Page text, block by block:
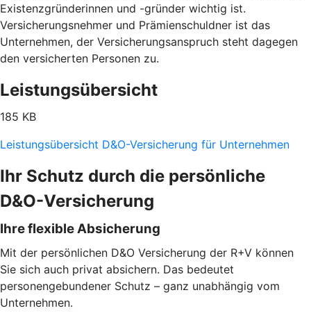
Existenzgründerinnen und -gründer wichtig ist.
Versicherungsnehmer und Prämienschuldner ist das
Unternehmen, der Versicherungsanspruch steht dagegen
den versicherten Personen zu.
Leistungsübersicht
185 KB
Leistungsübersicht D&O-Versicherung für Unternehmen
Ihr Schutz durch die persönliche
D&O-Versicherung
Ihre flexible Absicherung
Mit der persönlichen D&O Versicherung der R+V können
Sie sich auch privat absichern. Das bedeutet
personengebundener Schutz – ganz unabhängig vom
Unternehmen.